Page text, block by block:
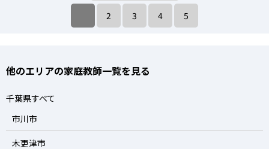
2 3 4 5
他のエリアの家庭教師一覧を見る
千葉県すべて
市川市
木更津市